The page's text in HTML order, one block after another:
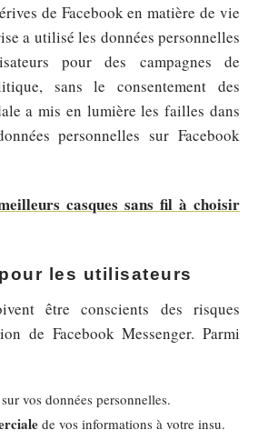
de Facebook en matière de vie
a utilisé les données personnelles
pour des campagnes de
sans le consentement des
a mis en lumière les failles dans
personnelles sur Facebook
casques sans fil à choisir
les utilisateurs
être conscients des risques
de Facebook Messenger. Parmi
sur vos données personnelles.
de vos informations à votre insu.